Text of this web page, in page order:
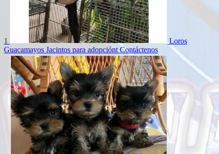
1
Loros
Guacamayos Jacintos para adopciónt Contáctenos